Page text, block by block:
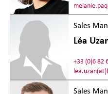
Sales
Léa
+33 (0)6 82
Sales